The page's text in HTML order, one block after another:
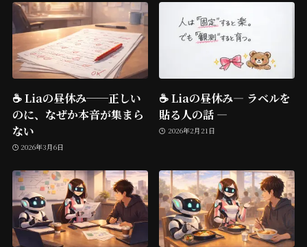
☕️ Liaの昼休み──正しい
のに、なぜか本音が集まら
ない
2026年3月6日
☕️ Liaの昼休み— ラベルを
貼る人の話 —
2026年2月21日